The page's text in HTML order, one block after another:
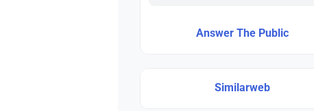
Answer The Public
Similarweb